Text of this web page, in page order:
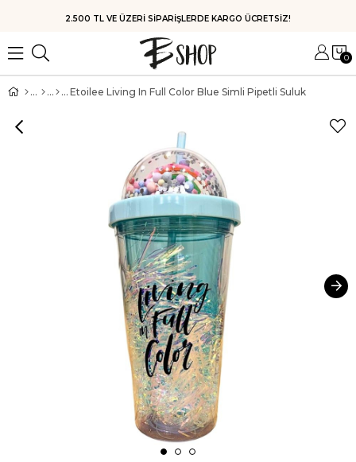
HIZLI KARGO
0
Etoilee Living In Full Color Blue Simli Pipetli Suluk